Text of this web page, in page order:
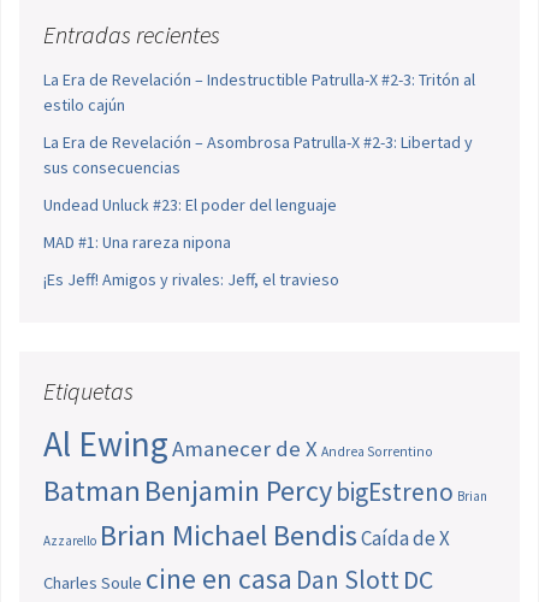
Entradas recientes
La Era de Revelación – Indestructible Patrulla-X #2-3: Tritón al
estilo cajún
La Era de Revelación – Asombrosa Patrulla-X #2-3: Libertad y
sus consecuencias
Undead Unluck #23: El poder del lenguaje
MAD #1: Una rareza nipona
¡Es Jeff! Amigos y rivales: Jeff, el travieso
Etiquetas
Al EwingAmanecer de X Andrea Sorrentino
Batman Benjamin PercybigEstreno Brian
Azzarello Brian Michael BendisCaída de X
Charles Soule cine en casa Dan SlottDC